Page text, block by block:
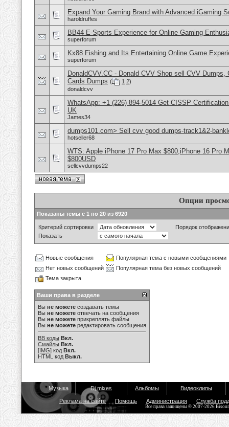
Expand Your Gaming Brand with Advanced iGaming
haroldruffes
BB44 E-Sports Experience for Online Gaming
superforum
Kx88 Fishing and Its Entertaining Online Game
superforum
DonaldCVV.CC - Donald CVV Shop sell CVV Dumps,
Cards Dumps ( 1 2)
donaldcvv
WhatsApp: +1 (226) 894-5014​ Get CISSP
UK
James34
dumps101.com> Sell cvv good dumps-track1&2-
hotseller68
WTS: Apple iPhone 17 Pro Max $800,iPhone 16 Pro
$800USD
sellcvvdumps22
Опции
Показаны темы с 1 по 20 из 6920
Критерий сортировки
Порядок
Показать
Новые сообщения
Популярная тема с новыми сообщениями
Нет новых сообщений
Популярная тема без новых сообщений
Тема закрыта
Ваши права в разделе
Вы не можете создавать темы
Вы не можете отвечать на сообщения
Вы не можете прикреплять файлы
Вы не можете редактировать сообщения
BB коды Вкл.
Смайлы Вкл.
[IMG] код Вкл.
HTML код Выкл.
Музыка Dj mixes Альбомы Видеоклипы
Реклама на сайте Помощь Администрация Служба
Все права защищены © 2007-2026